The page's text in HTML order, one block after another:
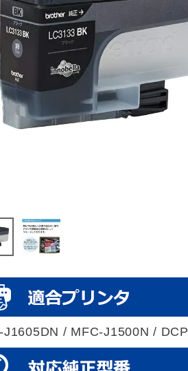
J1605DN / MFC-J1500N /